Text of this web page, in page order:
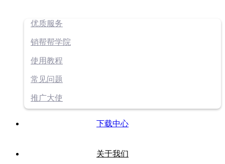
优质服务
销帮帮学院
使用教程
常见问题
推广大使
下载中心
关于我们